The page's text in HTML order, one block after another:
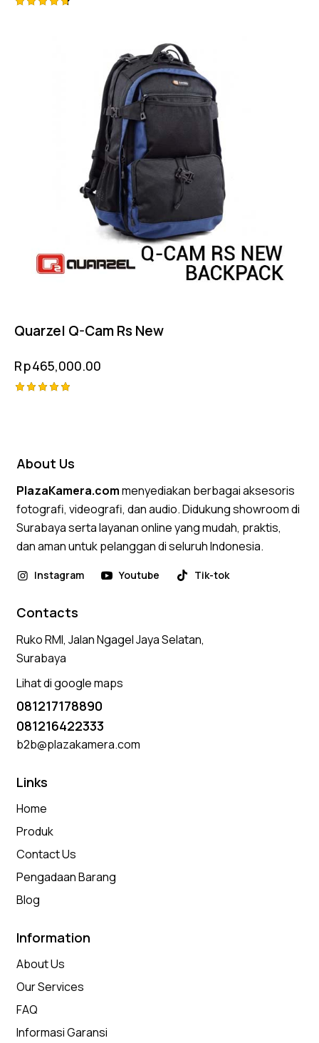
Quarzel Q-Cam Rs New
Rp465,000.00
About Us
PlazaKamera.commenyediakan berbagai aksesoris
fotografi, videografi, dan audio. Didukung showroom di
Surabaya serta layanan online yang mudah, praktis,
dan aman untuk pelanggan di seluruh Indonesia.
Instagram Youtube Tik-tok
Contacts
Ruko RMI, Jalan Ngagel Jaya Selatan,
Surabaya
Lihat di google maps
081217178890
081216422333
b2b@plazakamera.com
Links
Home
Produk
Contact Us
Pengadaan Barang
Blog
Information
About Us
Our Services
FAQ
Informasi Garansi